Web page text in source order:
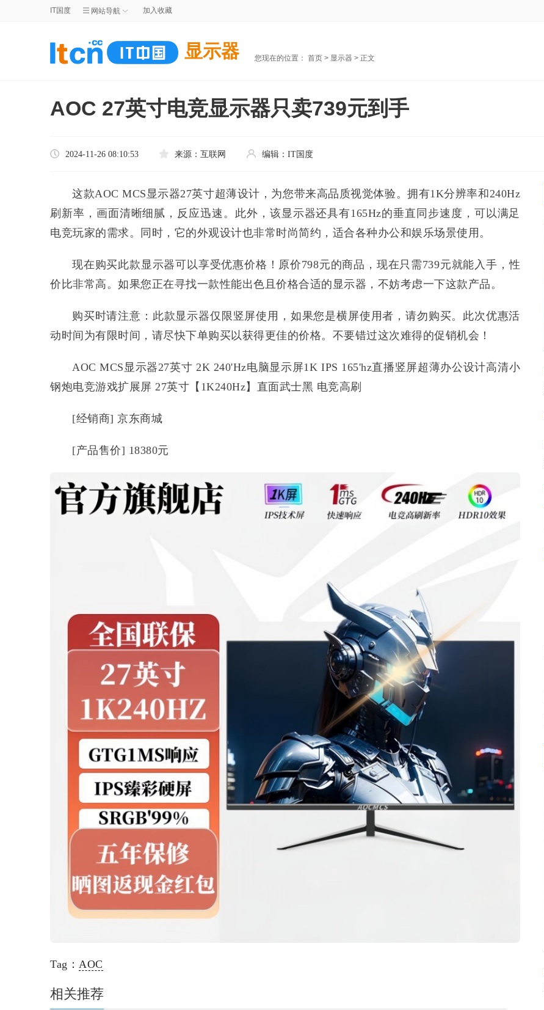
IT国度 网站导航 加入收藏
显示器 您现在的位置： 首页 > 显示器 > 正文
AOC 27英寸电竞显示器只卖739元到手
2024-11-26 08:10:53 来源： 互联网 编辑： IT国度
这款AOC MCS显示器27英寸超薄设计，为您带来高品质视觉体验。拥有1K分辨率和240Hz
刷新率，画面清晰细腻，反应迅速。此外，该显示器还具有165Hz的垂直同步速度，可以满足
电竞玩家的需求。同时，它的外观设计也非常时尚简约，适合各种办公和娱乐场景使用。
现在购买此款显示器可以享受优惠价格！原价798元的商品，现在只需739元就能入手，性
价比非常高。如果您正在寻找一款性能出色且价格合适的显示器，不妨考虑一下这款产品。
购买时请注意：此款显示器仅限竖屏使用，如果您是横屏使用者，请勿购买。此次优惠活
动时间为有限时间，请尽快下单购买以获得更佳的价格。不要错过这次难得的促销机会！
AOC MCS显示器27英寸 2K 240'Hz电脑显示屏1K IPS 165'hz直播竖屏超薄办公设计高清小
钢炮电竞游戏扩展屏 27英寸【1K240Hz】直面武士黑 电竞高刷
[经销商] 京东商城
[产品售价] 18380元
Tag： AOC
相关推荐